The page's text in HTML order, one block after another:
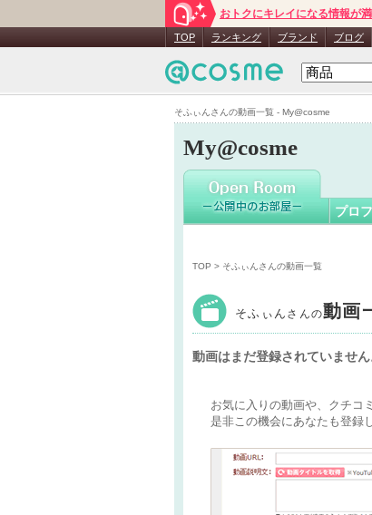
そふぃんさんの動画一覧 - My@cosme
おトクにキレイになる情報が満
TOP ランキング ブランド ブログ
My@cosme
そふぃ
プロ
TOP > そふぃんさんの動画一覧
そふぃん さんの動画
動画はまだ登録されていません
お気に入りの動画や、クチコ
是非この機会にあなたも登録